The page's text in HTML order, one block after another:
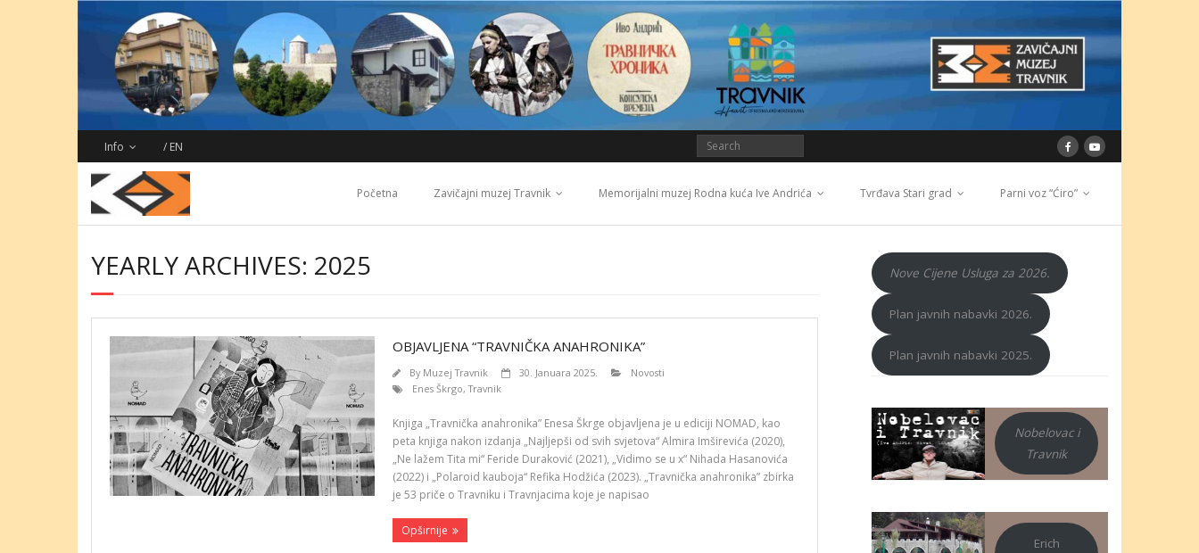
Info / EN
Početna Zavičajni muzej Travnik Memorijalni muzej Rodna kuća Ive Andrića Tvrđava Stari grad Parni voz “Ćiro”
YEARLY ARCHIVES: 2025
OBJAVLJENA “TRAVNIČKA ANAHRONIKA”
By Muzej Travnik 30. Januara 2025.
Novosti
Enes Škrgo,Travnik
Knjiga „Travnička anahronika” Enesa Škrge objavljena je u ediciji NOMAD, kao
peta knjiga nakon izdanja „Najljepši od svih svjetova“ Almira Imširevića (2020),
„Ne lažem Tita mi“ Feride Duraković (2021), „Vidimo se u x“ Nihada Hasanovića
(2022) i „Polaroid kauboja“ Refika Hodžića (2023). „Travnička anahronika” zbirka
je 53 priče o Travniku i Travnjacima koje je napisao
Opširnije
Nove Cijene Usluga za 2026.
Plan javnih nabavki 2026.
Plan javnih nabavki 2025.
Nobelovac i
Travnik
Erich